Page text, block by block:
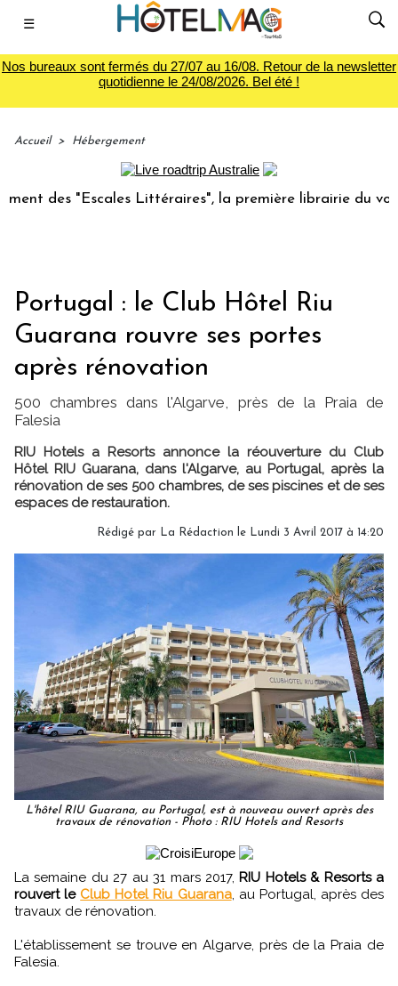
☰
Nos bureaux sont fermés du 27/07 au 16/08. Retour de la newsletter
quotidienne le 24/08/2026. Bel été !
Accueil > Hébergement
des "Escales Littéraires", la première librairie du voyage
Portugal : le Club Hôtel Riu
Guarana rouvre ses portes
après rénovation
500 chambres dans l'Algarve, près de la Praia de
Falesia
RIU Hotels a Resorts annonce la réouverture du Club
Hôtel RIU Guarana, dans l'Algarve, au Portugal, après la
rénovation de ses 500 chambres, de ses piscines et de ses
espaces de restauration.
Rédigé par La Rédaction le Lundi 3 Avril 2017 à 14:20
L'hôtel RIU Guarana, au Portugal, est à nouveau ouvert après des
travaux de rénovation - Photo : RIU Hotels and Resorts
La semaine du 27 au 31 mars 2017, RIU Hotels & Resorts a
rouvert le Club Hotel Riu Guarana, au Portugal, après des
travaux de rénovation.
L'établissement se trouve en Algarve, près de la Praia de
Falesia.